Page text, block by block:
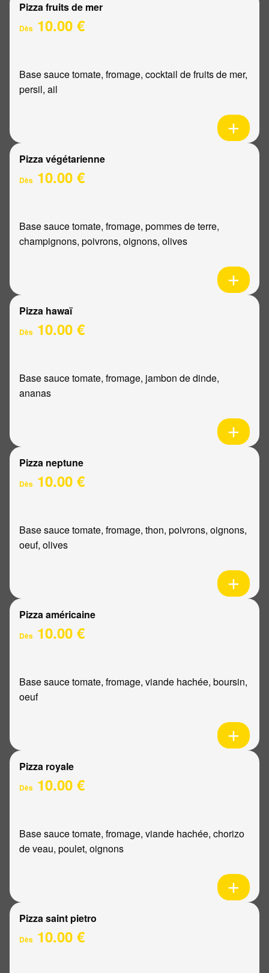
Pizza fruits de mer
Dès 10.00 €
Base sauce tomate, fromage, cocktail de fruits de mer,
persil, ail
Pizza végétarienne
Dès 10.00 €
Base sauce tomate, fromage, pommes de terre,
champignons, poivrons, oignons, olives
Pizza hawaï
Dès 10.00 €
Base sauce tomate, fromage, jambon de dinde,
ananas
Pizza neptune
Dès 10.00 €
Base sauce tomate, fromage, thon, poivrons, oignons,
oeuf, olives
Pizza américaine
Dès 10.00 €
Base sauce tomate, fromage, viande hachée, boursin,
oeuf
Pizza royale
Dès 10.00 €
Base sauce tomate, fromage, viande hachée, chorizo
de veau, poulet, oignons
Pizza saint pietro
Dès 10.00 €